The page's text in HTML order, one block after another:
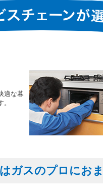
適な暮
ガスのプロにお